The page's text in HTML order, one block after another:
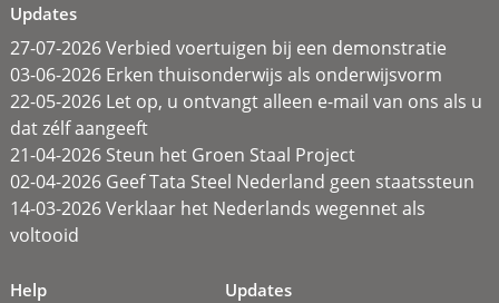
Updates
27-07-2026 Verbied voertuigen bij een demonstratie
03-06-2026 Erken thuisonderwijs als onderwijsvorm
22-05-2026 Let op, u ontvangt alleen e-mail van ons als u
dat zélf aangeeft
21-04-2026 Steun het Groen Staal Project
02-04-2026 Geef Tata Steel Nederland geen staatssteun
14-03-2026 Verklaar het Nederlands wegennet als
voltooid
Help
Updates